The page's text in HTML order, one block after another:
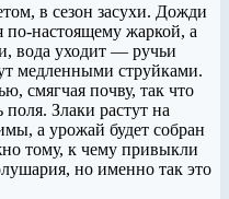
в сезон засухи. Дожди
по-настоящему жаркой, а
вода уходит — ручьи
медленными струйками.
смягчая почву, так что
поля. Злаки растут на
а урожай будет собран
тому, к чему привыкли
но именно так это